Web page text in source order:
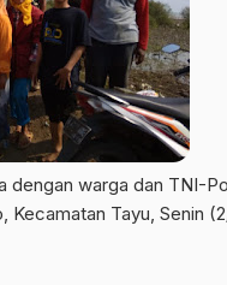
warga dan TNI-
Tayu, Senin